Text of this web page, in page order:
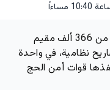
من 366 ألف مقيم
نظامية، في واحدة
قوات أمن الحج